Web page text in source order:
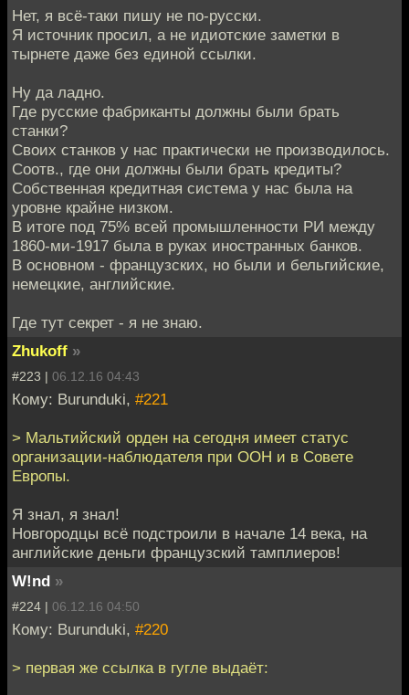
Нет, я всё-таки пишу не по-русски.
Я источник просил, а не идиотские заметки в
тырнете даже без единой ссылки.
Ну да ладно.
Где русские фабриканты должны были брать
станки?
Своих станков у нас практически не производилось.
Соотв., где они должны были брать кредиты?
Собственная кредитная система у нас была на
уровне крайне низком.
В итоге под 75% всей промышленности РИ между
1860-ми-1917 была в руках иностранных банков.
В основном - французских, но были и бельгийские,
немецкие, английские.
Где тут секрет - я не знаю.
Zhukoff »
#223 | 06.12.16 04:43
Кому: Burunduki, #221
> Мальтийский орден на сегодня имеет статус
организации-наблюдателя при ООН и в Совете
Европы.
Я знал, я знал!
Новгородцы всё подстроили в начале 14 века, на
английские деньги французский тамплиеров!
W!nd »
#224 | 06.12.16 04:50
Кому: Burunduki, #220
> первая же ссылка в гугле выдаёт: